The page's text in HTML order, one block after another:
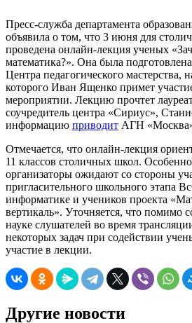
Пресс-служба департамента
объявила о том, что 3 июня для
проведена онлайн-лекция ученых
математика?». Она была
Центра педагогического мастерства,
которого Иван Ященко примет
мероприятии. Лекцию прочтет
соучредитель центра «Сириус»,
информацию приводит АГН
Отмечается, что онлайн-лекция
11 классов столичных школ.
организаторы ожидают со стороны
пригласительного школьного этапа
информатике и учеников проекта
вертикаль». Уточняется, что помимо
науке слушателей во время
некоторых задач при содействии
участие в лекции.
Другие новости